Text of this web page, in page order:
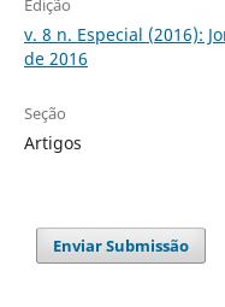
Edição
v. 8 n. Especial (2016):
de 2016
Seção
Artigos
Enviar Submissão